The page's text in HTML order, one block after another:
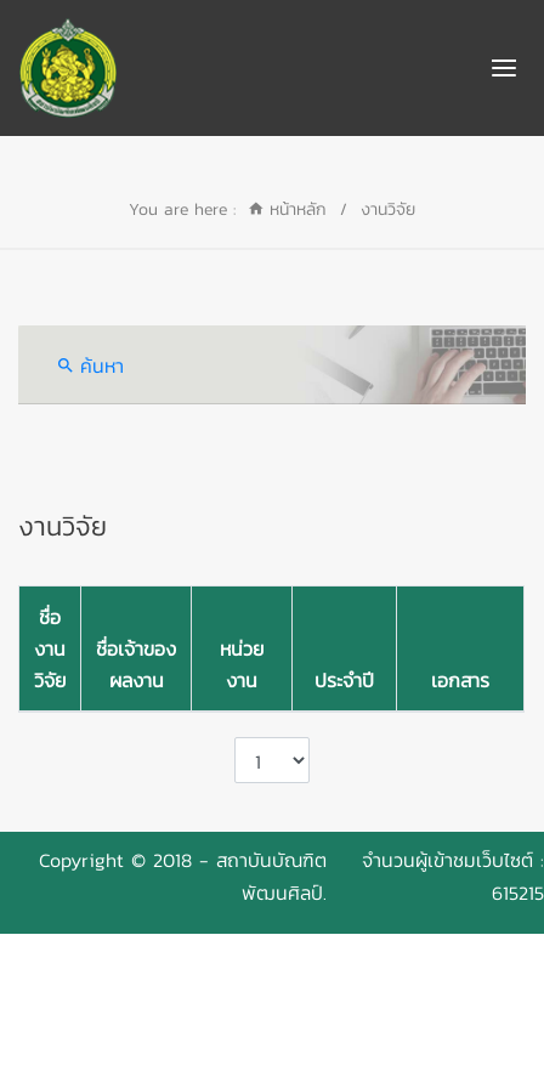
You are here : หน้าหลัก / งานวิจัย
ค้นหา
งานวิจัย
ชื่อ
งาน
วิจัย
ชื่อเจ้าของ
ผลงาน
หน่วย
งาน
ประจำปี เอกสาร
Copyright © 2018 - สถาบันบัณฑิต
พัฒนศิลป์.
จำนวนผู้เข้าชมเว็บไซต์ :
615215